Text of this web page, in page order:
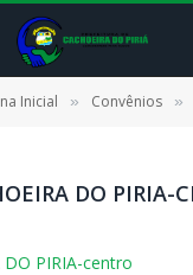
Inicial » Convênios »
DO PIRIA-
DO PIRIA-centro